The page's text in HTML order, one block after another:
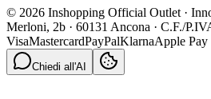
© 2026 Inshopping Official Outlet ·
Merloni, 2b · 60131 Ancona · C.F./
VisaMastercardPayPalKlarnaApple Pay
Chiedi all'AI